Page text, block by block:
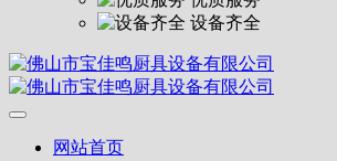
设备齐全
网站首页